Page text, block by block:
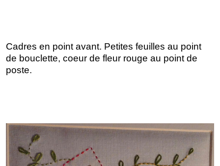
Cadres en point avant. Petites feuilles au point
de bouclette, coeur de fleur rouge au point de
poste.